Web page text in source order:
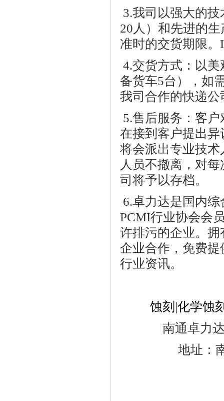
3.我司以强大的
20人）和先进的
准时的交货期限
4.交货方式：以
备货车5台），如
我司合作的快递
5.售后服务：客户
在接到客户提出
将会派出专业技
人员不撤离，对
司将予以存档。
6.卓力达是国内综
PCMI行业协会会
许排污的企业。拥
企业合作，免费提
行业资讯。
蚀刻|化学蚀
南通卓力
地址：